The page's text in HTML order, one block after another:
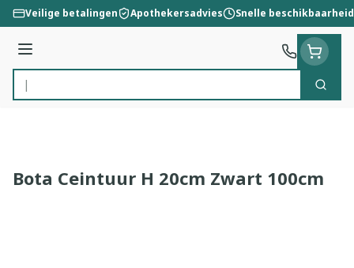
Ga naar de inhoud
Veilige betalingen Apothekersadvies Snelle beschikbaarheid
Menu
Product, merk, categorie...
Zoek
Bota Ceintuur H 20cm Zwart 100cm